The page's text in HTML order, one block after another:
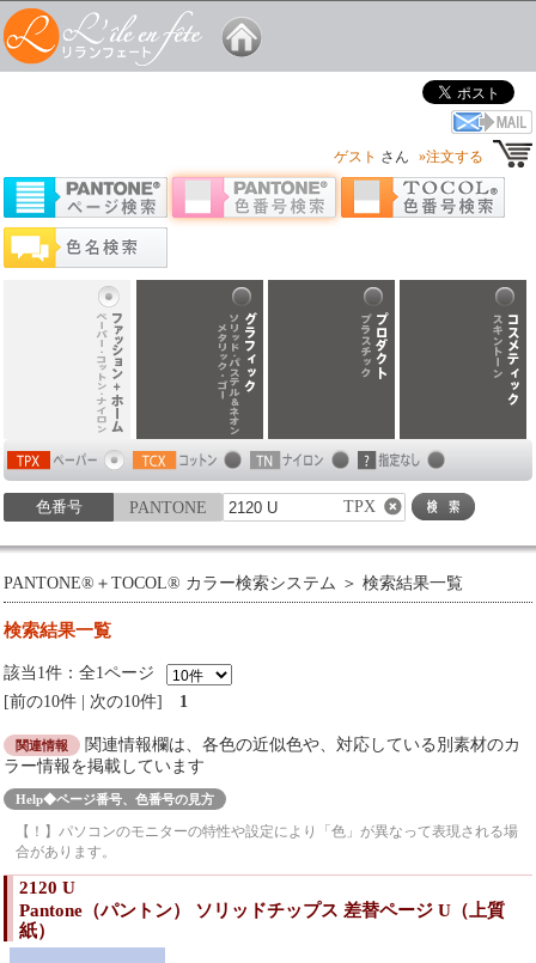
ゲスト さん »注文する
色番号 PANTONE TPX
PANTONE®＋TOCOL® カラー検索システム ＞ 検索結果一覧
検索結果一覧
該当1件：全1ページ
前の10件
次の10件 1
関連情報
関連情報欄は、各色の近似色や、対応している別素材のカ
ラー情報を掲載しています
Help◆ページ番号、色番号の見方
【！】パソコンのモニターの特性や設定により「色」が異なって表現される場
合があります。
2120 U
Pantone（パントン） ソリッドチップス 差替ページ U（上質
紙）